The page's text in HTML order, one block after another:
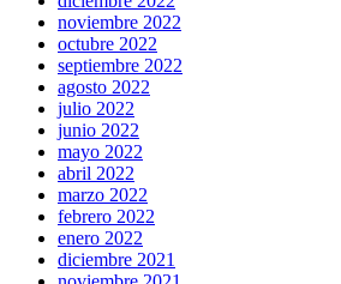
noviembre 2022
octubre 2022
septiembre 2022
agosto 2022
julio 2022
junio 2022
mayo 2022
abril 2022
marzo 2022
febrero 2022
enero 2022
diciembre 2021